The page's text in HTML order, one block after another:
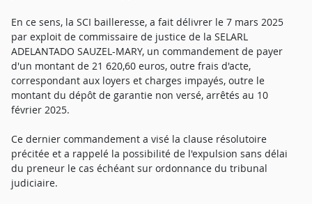
En ce sens, la SCI bailleresse, a fait délivrer le 7 mars 2025
par exploit de commissaire de justice de la SELARL
ADELANTADO SAUZEL-MARY, un commandement de payer
d'un montant de 21 620,60 euros, outre frais d'acte,
correspondant aux loyers et charges impayés, outre le
montant du dépôt de garantie non versé, arrêtés au 10
février 2025.
Ce dernier commandement a visé la clause résolutoire
précitée et a rappelé la possibilité de l'expulsion sans délai
du preneur le cas échéant sur ordonnance du tribunal
judiciaire.